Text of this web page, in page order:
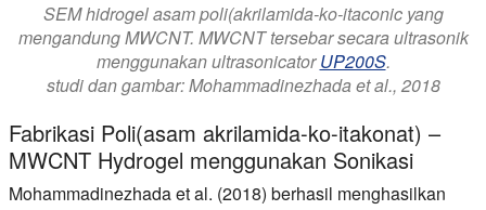
SEM hidrogel asam poli(akrilamida-ko-itaconic yang
mengandung MWCNT. MWCNT tersebar secara ultrasonik
menggunakan ultrasonicatorUP200S.
studi dan gambar: Mohammadinezhada et al., 2018
Fabrikasi Poli(asam akrilamida-ko-itakonat) –
MWCNT Hydrogel menggunakan Sonikasi
Mohammadinezhada et al. (2018) berhasil menghasilkan